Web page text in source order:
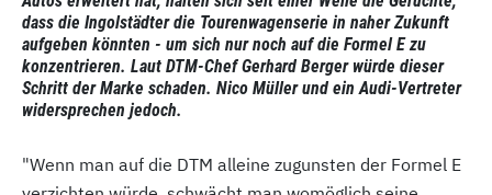
dass die Ingolstädter die Tourenwagenserie in naher Zukunft
aufgeben könnten - um sich nur noch auf die Formel E zu
konzentrieren. Laut DTM-Chef Gerhard Berger würde dieser
Schritt der Marke schaden. Nico Müller und ein Audi-Vertreter
widersprechen jedoch.
"Wenn man auf die DTM alleine zugunsten der Formel E